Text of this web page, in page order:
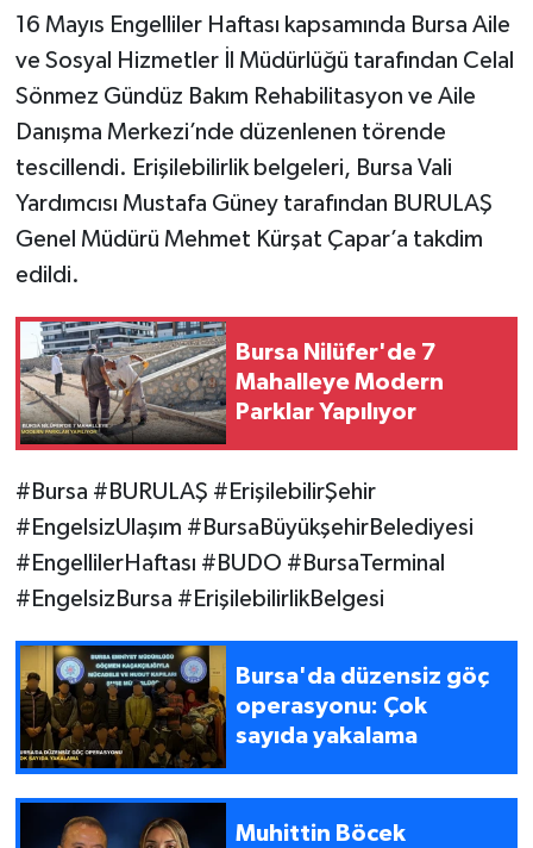
16 Mayıs Engelliler Haftası kapsamında Bursa Aile
ve Sosyal Hizmetler İl Müdürlüğü tarafından Celal
Sönmez Gündüz Bakım Rehabilitasyon ve Aile
Danışma Merkezi’nde düzenlenen törende
tescillendi. Erişilebilirlik belgeleri, Bursa Vali
Yardımcısı Mustafa Güney tarafından BURULAŞ
Genel Müdürü Mehmet Kürşat Çapar’a takdim
edildi.
Bursa Nilüfer'de 7
Mahalleye Modern
Parklar Yapılıyor
#Bursa #BURULAŞ #ErişilebilirŞehir
#EngelsizUlaşım #BursaBüyükşehirBelediyesi
#EngellilerHaftası #BUDO #BursaTerminal
#EngelsizBursa #ErişilebilirlikBelgesi
Bursa'da düzensiz göç
operasyonu: Çok
sayıda yakalama
Muhittin Böcek